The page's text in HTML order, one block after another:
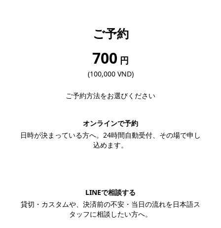
ご予約
700 円
(100,000 VND)
ご予約方法をお選びください
オンラインで予約
日時が決まっている方へ。24時間自動受付、その場で申し
込めます。
LINEで相談する
貸切・カスタムや、決済前の不安・当日の流れを日本語ス
タッフに相談したい方へ。